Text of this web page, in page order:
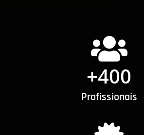
Profissionais
+400